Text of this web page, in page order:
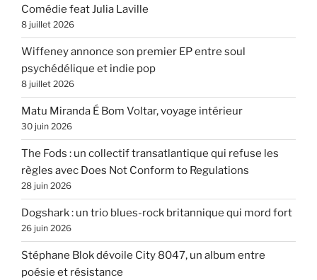
Comédie feat Julia Laville
8 juillet 2026
Wiffeney annonce son premier EP entre soul
psychédélique et indie pop
8 juillet 2026
Matu Miranda É Bom Voltar, voyage intérieur
30 juin 2026
The Fods : un collectif transatlantique qui refuse les
règles avec Does Not Conform to Regulations
28 juin 2026
Dogshark : un trio blues-rock britannique qui mord fort
26 juin 2026
Stéphane Blok dévoile City 8047, un album entre
poésie et résistance